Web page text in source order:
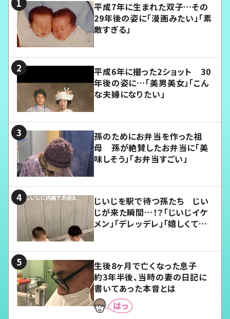
平成7年に生まれた双子…その
29年後の姿に「漫画みたい」「素
敵すぎる」
平成6年に撮った2ショット 30
年後の姿に…「美男美女」「こん
な夫婦になりたい」
孫のためにお弁当を作った祖
母 孫が絶賛したお弁当に「美
味しそう」「お弁当すごい」
じいじを駅で待つ孫たち じい
じが来た瞬間…！？「じいじイケ
メン」「デレッデレ」「嬉しくて可
生後8ヶ月で亡くなった息子
約3年半後、当時の妻の日記に
書いてあった本音とは